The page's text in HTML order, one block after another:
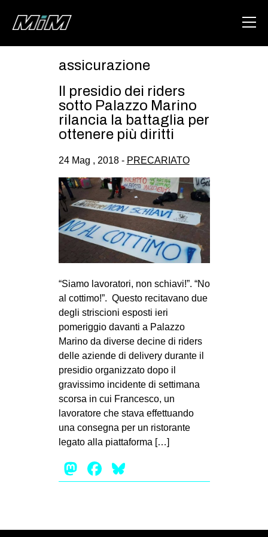
ABOUT
AREA
CSOA LAMBRETTA
MSM
STUDENTI TSUNAMI
ZAM
MOBILITAZIONI
SPAZI
SPORT POPOLARE
MOVIMENTI
AMBIENTE
ANTIFASCISMO
DIRITTO ALL’ABITARE
GENERI
MIGRAZIONI
PRECARIATO
assicurazione
Il presidio dei riders
sotto Palazzo Marino
rilancia la battaglia per
ottenere più diritti
24 Mag , 2018 - PRECARIATO
“Siamo lavoratori, non schiavi!”. “No
al cottimo!”. Questo recitavano due
degli striscioni esposti ieri
pomeriggio davanti a Palazzo
Marino da diverse decine di riders
delle aziende di delivery durante il
presidio organizzato dopo il
gravissimo incidente di settimana
scorsa in cui Francesco, un
lavoratore che stava effettuando
una consegna per un ristorante
legato alla piattaforma […]
Mastodon
Facebook